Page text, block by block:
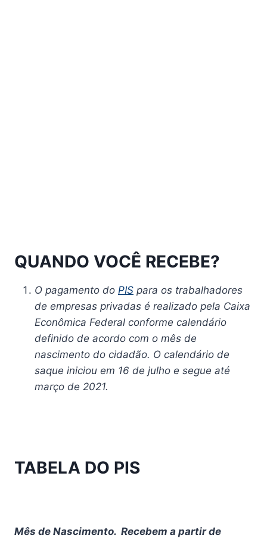
QUANDO VOCÊ RECEBE?
O pagamento do PIS para os trabalhadores
de empresas privadas é realizado pela Caixa
Econômica Federal conforme calendário
definido de acordo com o mês de
nascimento do cidadão. O calendário de
saque iniciou em 16 de julho e segue até
março de 2021.
TABELA DO PIS
Mês de Nascimento. Recebem a partir de